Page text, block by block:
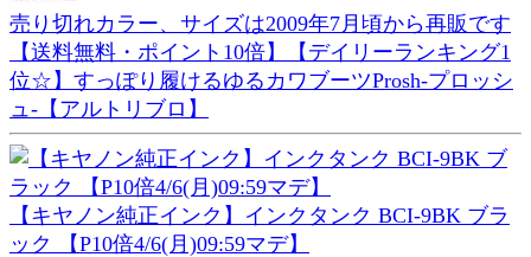
売り切れカラー、サイズは2009年7月頃から再販です
【送料無料・ポイント10倍】【デイリーランキング1
位☆】すっぽり履けるゆるカワブーツProsh-プロッシ
ュ-【アルトリブロ】
【キヤノン純正インク】インクタンク BCI-9BK ブラ
ック 【P10倍4/6(月)09:59マデ】